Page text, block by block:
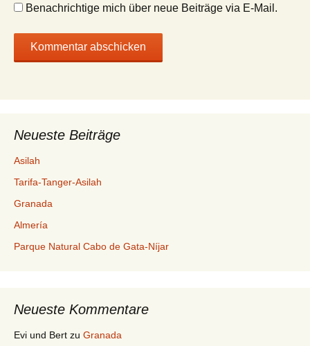
Benachrichtige mich über neue Beiträge via E-Mail.
Neueste Beiträge
Asilah
Tarifa-Tanger-Asilah
Granada
Almería
Parque Natural Cabo de Gata-Níjar
Neueste Kommentare
Evi und Bert zu Granada